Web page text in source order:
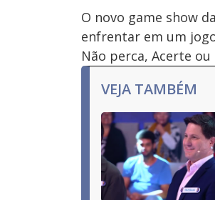
O novo game show
enfrentar em um
Não perca, Acerte
VEJA TAMBÉM